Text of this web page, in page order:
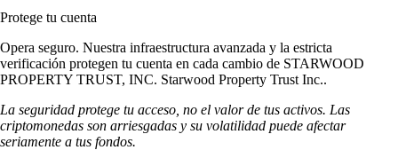
Protege tu cuenta
Opera seguro. Nuestra infraestructura avanzada y la estricta
verificación protegen tu cuenta en cada cambio de STARWOOD
PROPERTY TRUST, INC. Starwood Property Trust Inc..
La seguridad protege tu acceso, no el valor de tus activos. Las
criptomonedas son arriesgadas y su volatilidad puede afectar
seriamente a tus fondos.